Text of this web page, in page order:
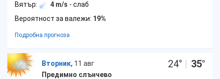
Вятър: 4 m/s - слаб
Вероятност за валежи: 19%
Подробна прогноза
Вторник, 11 авг
Предимно слънчево
24° | 35°